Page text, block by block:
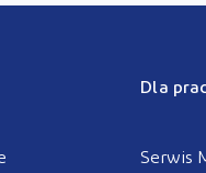
Dla
Serwis